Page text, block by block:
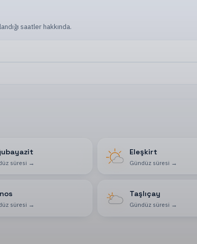
saatler hakkında.
süresi →
Eleşkirt
Gündüz süresi →
süresi →
Taşlıçay
Gündüz süresi →